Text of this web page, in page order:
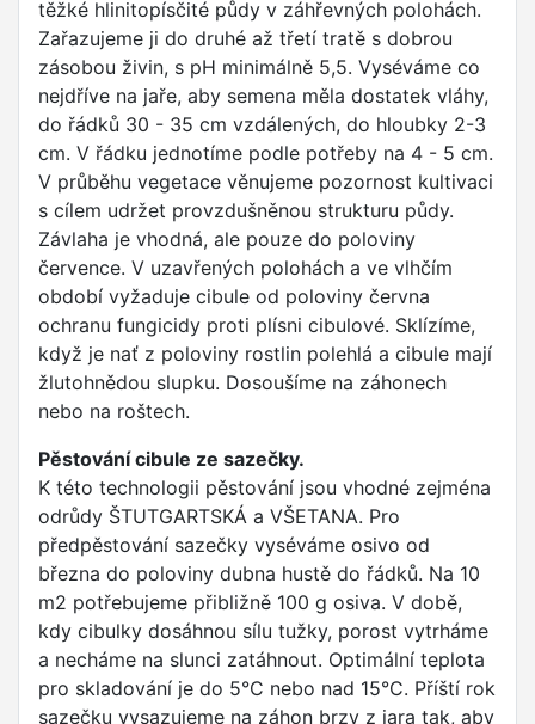
těžké hlinitopísčité půdy v záhřevných polohách.
Zařazujeme ji do druhé až třetí tratě s dobrou
zásobou živin, s pH minimálně 5,5. Vyséváme co
nejdříve na jaře, aby semena měla dostatek vláhy,
do řádků 30 - 35 cm vzdálených, do hloubky 2-3
cm. V řádku jednotíme podle potřeby na 4 - 5 cm.
V průběhu vegetace věnujeme pozornost kultivaci
s cílem udržet provzdušněnou strukturu půdy.
Závlaha je vhodná, ale pouze do poloviny
července. V uzavřených polohách a ve vlhčím
období vyžaduje cibule od poloviny června
ochranu fungicidy proti plísni cibulové. Sklízíme,
když je nať z poloviny rostlin polehlá a cibule mají
žlutohnědou slupku. Dosoušíme na záhonech
nebo na roštech.
Pěstování cibule ze sazečky.
K této technologii pěstování jsou vhodné zejména
odrůdy ŠTUTGARTSKÁ a VŠETANA. Pro
předpěstování sazečky vyséváme osivo od
března do poloviny dubna hustě do řádků. Na 10
m2 potřebujeme přibližně 100 g osiva. V době,
kdy cibulky dosáhnou sílu tužky, porost vytrháme
a necháme na slunci zatáhnout. Optimální teplota
pro skladování je do 5°C nebo nad 15°C. Příští rok
sazečku vysazujeme na záhon brzy z jara tak, aby